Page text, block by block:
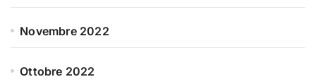
Novembre 2022
Ottobre 2022